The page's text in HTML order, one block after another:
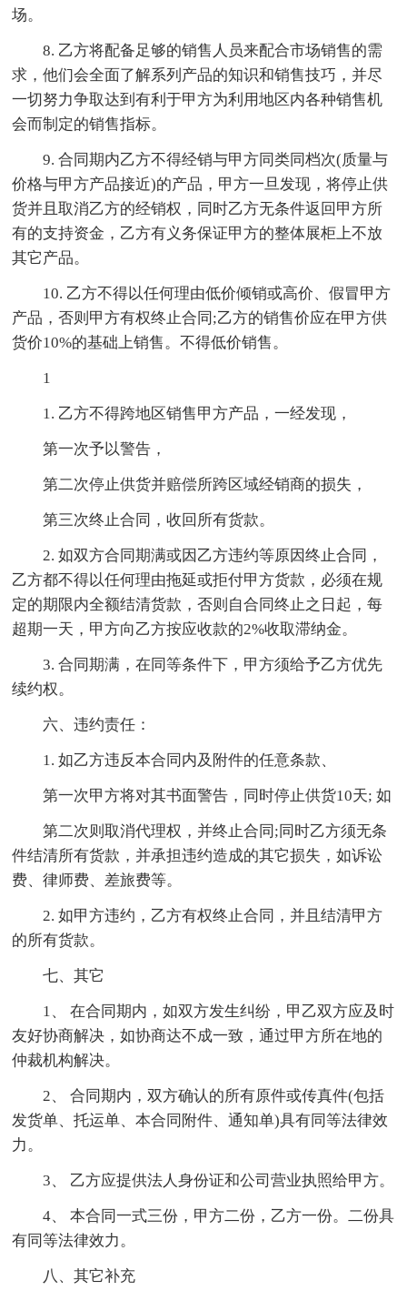
场。
8. 乙方将配备足够的销售人员来配合市场销售的需
求，他们会全面了解系列产品的知识和销售技巧，并尽
一切努力争取达到有利于甲方为利用地区内各种销售机
会而制定的销售指标。
9. 合同期内乙方不得经销与甲方同类同档次(质量与
价格与甲方产品接近)的产品，甲方一旦发现，将停止供
货并且取消乙方的经销权，同时乙方无条件返回甲方所
有的支持资金，乙方有义务保证甲方的整体展柜上不放
其它产品。
10. 乙方不得以任何理由低价倾销或高价、假冒甲方
产品，否则甲方有权终止合同;乙方的销售价应在甲方供
货价10%的基础上销售。不得低价销售。
1
1. 乙方不得跨地区销售甲方产品，一经发现，
第一次予以警告，
第二次停止供货并赔偿所跨区域经销商的损失，
第三次终止合同，收回所有货款。
2. 如双方合同期满或因乙方违约等原因终止合同，
乙方都不得以任何理由拖延或拒付甲方货款，必须在规
定的期限内全额结清货款，否则自合同终止之日起，每
超期一天，甲方向乙方按应收款的2%收取滞纳金。
3. 合同期满，在同等条件下，甲方须给予乙方优先
续约权。
六、违约责任：
1. 如乙方违反本合同内及附件的任意条款、
第一次甲方将对其书面警告，同时停止供货10天; 如
第二次则取消代理权，并终止合同;同时乙方须无条
件结清所有货款，并承担违约造成的其它损失，如诉讼
费、律师费、差旅费等。
2. 如甲方违约，乙方有权终止合同，并且结清甲方
的所有货款。
七、其它
1、 在合同期内，如双方发生纠纷，甲乙双方应及时
友好协商解决，如协商达不成一致，通过甲方所在地的
仲裁机构解决。
2、 合同期内，双方确认的所有原件或传真件(包括
发货单、托运单、本合同附件、通知单)具有同等法律效
力。
3、 乙方应提供法人身份证和公司营业执照给甲方。
4、 本合同一式三份，甲方二份，乙方一份。二份具
有同等法律效力。
八、其它补充